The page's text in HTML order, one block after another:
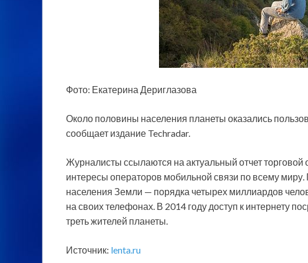
Фото: Екатерина Дериглазова
Около половины населения планеты оказались
сообщает издание Techradar.
Журналисты ссылаются на актуальный отчет торговой
интересы операторов мобильной связи по всему миру.
населения Земли — порядка четырех миллиардов
на своих телефонах. В 2014 году доступ к интернету
треть жителей планеты.
Источник: lenta.ru